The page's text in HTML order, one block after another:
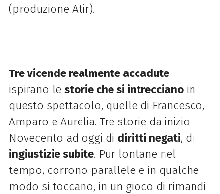
(produzione Atir).
Tre vicende realmente accadute
ispirano le storie che si intreccianoin
questo spettacolo, quelle di Francesco,
Amparo e Aurelia. Tre storie da inizio
Novecento ad oggi di diritti negati, di
ingiustizie subite. Pur lontane nel
tempo, corrono parallele e in qualche
modo si toccano, in un gioco di rimandi